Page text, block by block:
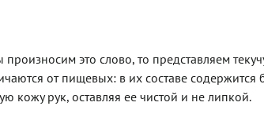
это слово, то представляем
от пищевых: в их составе
кожу рук, оставляя ее чистой и не липкой.